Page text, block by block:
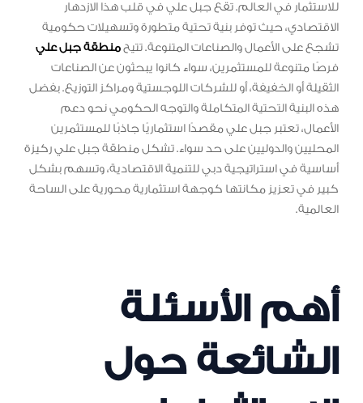
للاستثمار في العالم. تقع جبل علي في قلب هذا الازدهار
الاقتصادي، حيث توفر بنية تحتية متطورة وتسهيلات حكومية
تشجع على الأعمال والصناعات المتنوعة. تتيحمنطقة جبل علي
فرصًا متنوعة للمستثمرين، سواء كانوا يبحثون عن الصناعات
الثقيلة أو الخفيفة، أو للشركات اللوجستية ومراكز التوزيع. بفضل
هذه البنية التحتية المتكاملة والتوجه الحكومي نحو دعم
الأعمال، تعتبر جبل علي مقصدًا استثماريًا جاذبًا للمستثمرين
المحليين والدوليين على حد سواء. تشكل منطقة جبل علي ركيزة
أساسية في استراتيجية دبي للتنمية الاقتصادية، وتسهم بشكل
كبير في تعزيز مكانتها كوجهة استثمارية محورية على الساحة
العالمية.
أهم الأسئلة
الشائعة حول